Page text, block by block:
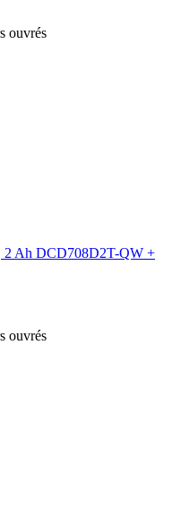
ouvrés
2 Ah DCD708D2T-QW +
ouvrés